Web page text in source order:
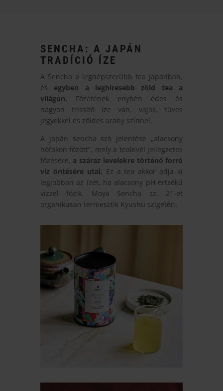
SENCHA: A JAPÁN
TRADÍCIÓ ÍZE
A Sencha a legnépszerűbb tea Japánban,
és egyben a leghíresebb zöld tea a
világon. Főzetének enyhén édes és
nagyon frissítő íze van, vajas, füves
jegyekkel és zöldes arany színnel.
A japán sencha szó jelentése „alacsony
hőfokon főzött”, mely a tealevél jellegzetes
főzésére, a száraz levelekre történő forró
víz öntésére utal. Ez a tea akkor adja ki
legjobban az ízét, ha alacsony pH értzékű
vízzel főzik. Moya Sencha sz. 21-et
organikusan termesztik Kyushu szigetén.